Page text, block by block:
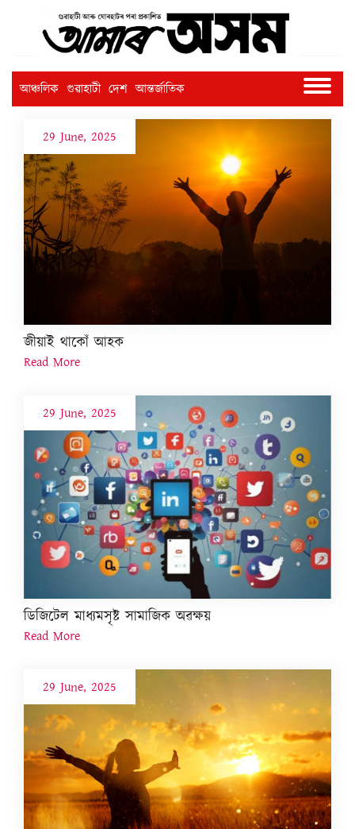
আঞ্চলিক গুৱাহাটী দেশ আন্তৰ্জাতিক
29 June, 2025
জীয়াই থাকোঁ আহক
Read More
29 June, 2025
ডিজিটেল মাধ্যমসৃষ্ট সামাজিক অৱক্ষয়
Read More
29 June, 2025